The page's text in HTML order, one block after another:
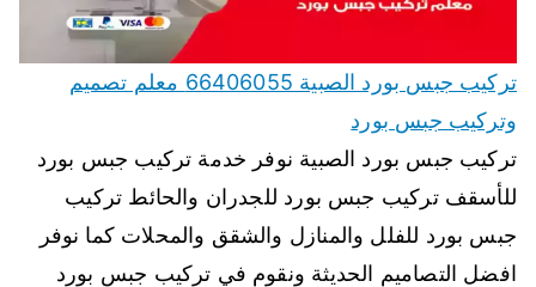
تركيب جبس بورد الصبية 66406055 معلم تصميم
وتركيب جبس بورد
تركيب جبس بورد الصبية نوفر خدمة تركيب جبس بورد
للأسقف تركيب جبس بورد للجدران والحائط تركيب
جبس بورد للفلل والمنازل والشقق والمحلات كما نوفر
افضل التصاميم الحديثة ونقوم في تركيب جبس بورد